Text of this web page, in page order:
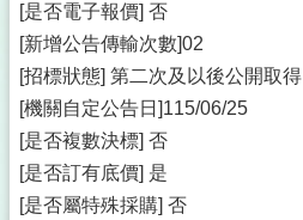
[是否電子報價] 否
[新增公告傳輸次數]02
[招標狀態] 第二次及以後公開取得
[機關自定公告日]115/06/25
[是否複數決標] 否
[是否訂有底價] 是
[是否屬特殊採購] 否